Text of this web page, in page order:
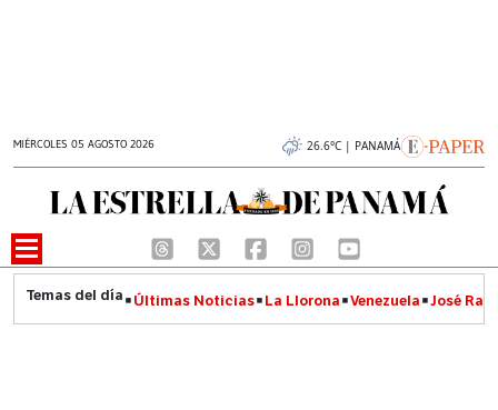
MIÉRCOLES 05 AGOSTO 2026 26.6°C | PANAMÁ
Últimas Noticias La Llorona Venezuela José